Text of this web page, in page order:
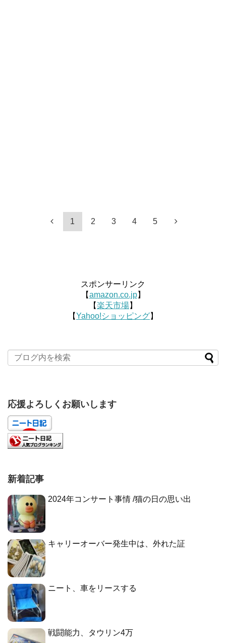
1 2 3 4 5
スポンサーリンク
【amazon.co.jp】
【楽天市場】
【Yahoo!ショッピング】
応援よろしくお願いします
新着記事
2024年コンサート事情 /猫の日の思い出
キャリーオーバー発生中は、外れた証
ニート、車をリースする
戦闘能力、タウリン4万